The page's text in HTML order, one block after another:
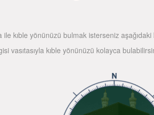
kıble yönünüzü bulmak isterseniz aşağıdaki
vasıtasıyla kıble yönünüzü kolayca